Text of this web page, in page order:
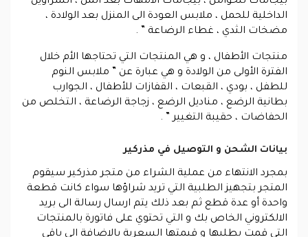
الداخلية للحمل ، ملابس العودة الى المنزل بعد الولادة ،
مضخات الثدي ، غطاء الرضاعة ” .
منتجات الأطفال ، و هي المنتجات التي تحتاجها الأم خلال
الفترة الأولى من الولادة و هي عبارة عن ” ملابس النوم
للطفل ، بودي ، القبعات ، القفازات للأطفال ، الجوارب
بطانية الرضع ، مناديل الرضع ، زجاجة الرضاعة ، التخلص من
الحفاضات ، حقيبة التغيير ” .
بيانات الشحن و التوصيل في مذركير
بمجرد الانتهاء من عملية الشراء من متجر مذركير سيقوم
المتجر بتجهيز الطلبية التي تريد شراؤها سواء كانت قطعة
واحدة أو عدة قطع ثم بعد ذلك يتم ارسال رسالة الى بريد
الالكتروني الخاص بك و التي تحتوي على فاتورة بالمنتجات
التي قمت بطلبها و قيمتها السعرية بالاضافة الى باقي